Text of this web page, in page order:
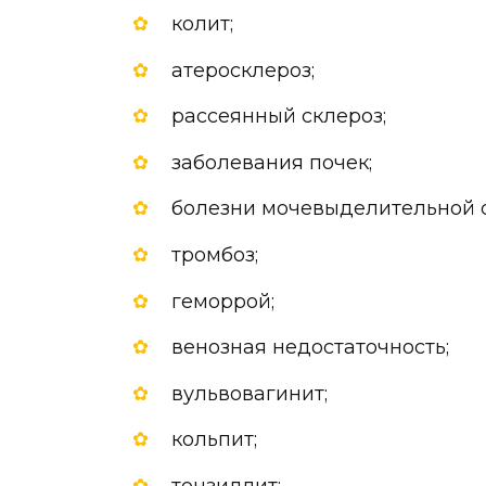
колит;
атеросклероз;
рассеянный склероз;
заболевания почек;
болезни мочевыделительной
тромбоз;
геморрой;
венозная недостаточность;
вульвовагинит;
кольпит;